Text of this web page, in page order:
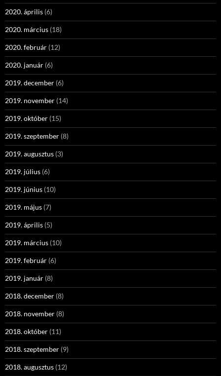
2020. április (6)
2020. március (18)
2020. február (12)
2020. január (6)
2019. december (6)
2019. november (14)
2019. október (15)
2019. szeptember (8)
2019. augusztus (3)
2019. július (6)
2019. június (10)
2019. május (7)
2019. április (5)
2019. március (10)
2019. február (6)
2019. január (8)
2018. december (8)
2018. november (8)
2018. október (11)
2018. szeptember (9)
2018. augusztus (12)